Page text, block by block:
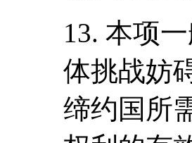
13. 本项
体挑战妨
缔约国所